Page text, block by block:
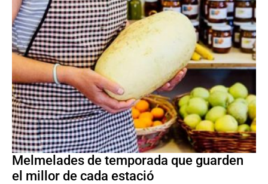
Melmelades de temporada que guarden
el millor de cada estació